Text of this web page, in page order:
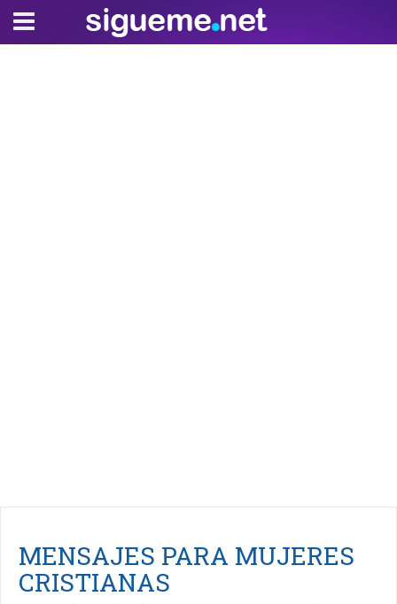
MENSAJES PARA MUJERES
CRISTIANAS